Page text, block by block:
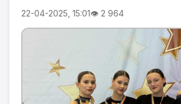
22-04-2025, 15:01👁 2 964